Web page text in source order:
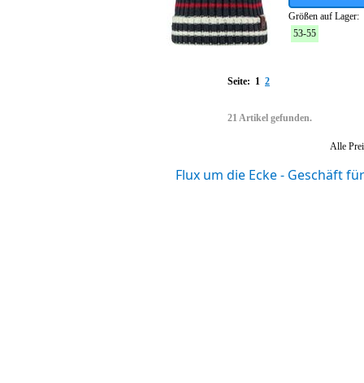
Größen auf Lager:
53-55
Seite: 1 2
21 Artikel gefunden.
Alle
Flux um die Ecke - Geschäft